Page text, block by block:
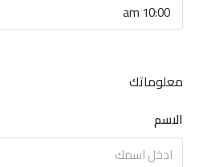
10:00 am
معلوماتك
الاسم